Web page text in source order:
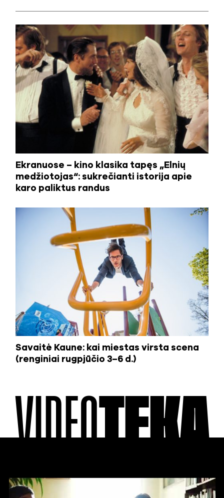
Ekranuose – kino klasika tapęs „Elnių
medžiotojas“: sukrečianti istorija apie
karo paliktus randus
Savaitė Kaune: kai miestas virsta scena
(renginiai rugpjūčio 3–6 d.)
VIDEOTEKA